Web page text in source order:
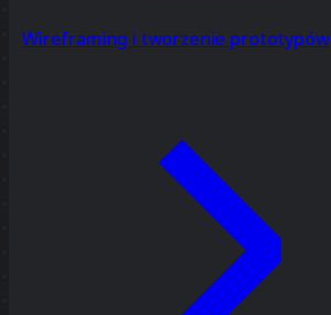
Wireframing i tworzenie prototypów